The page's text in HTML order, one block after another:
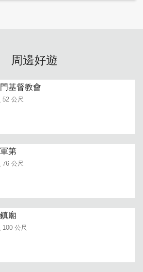
豬油拌飯可說是小時候的美味想念吧，利
超級銷魂好吃到不行
周邊好遊
基督教會
52 公尺
第
76 公尺
廟
100 公尺